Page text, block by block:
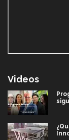
Videos